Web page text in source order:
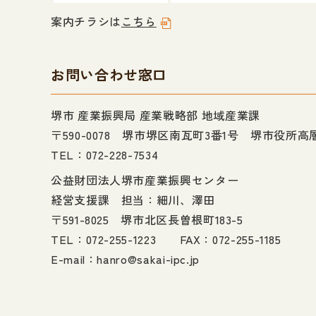
案内チラシは こちら
お問い合わせ窓口
堺市 産業振興局 産業戦略部 地域産業課
〒590-0078 堺市堺区南瓦町3番1号 堺市役所高
TEL：072-228-7534
公益財団法人堺市産業振興センター
経営支援課 担当：細川、澤田
〒591-8025 堺市北区長曽根町183-5
TEL：072-255-1223 FAX：072-255-1185
E-mail：hanro@sakai-ipc.jp